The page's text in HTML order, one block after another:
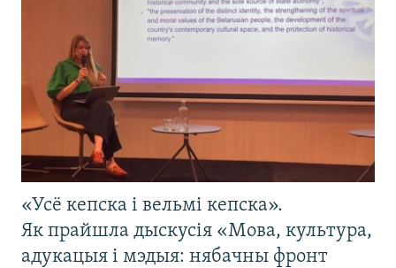
«Усё кепска і вельмі кепска».
Як прайшла дыскусія «Мова, культура,
адукацыя і мэдыя: нябачны фронт